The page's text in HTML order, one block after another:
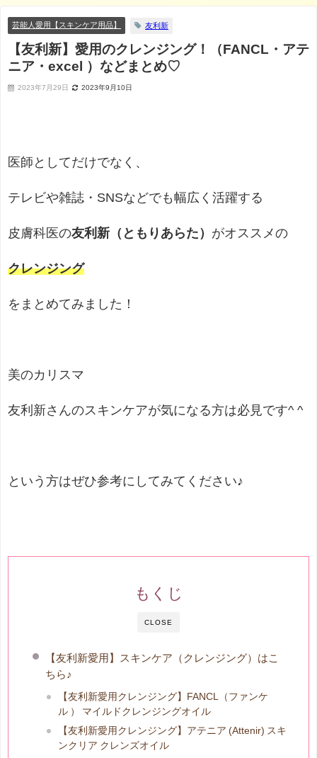
芸能人愛用【スキンケア用品】 友利新
【友利新】愛用のクレンジング！（FANCL・アテ
ニア・excel ）などまとめ♡
2023年7月29日 2023年9月10日
医師としてだけでなく、
テレビや雑誌・SNSなどでも幅広く活躍する
皮膚科医の友利新（ともりあらた） がオススメの
クレンジング
をまとめてみました！
美のカリスマ
友利新さんのスキンケアが気になる方は必見です^ ^
という方はぜひ参考にしてみてください♪
CLOSE
もくじ
【友利新愛用】スキンケア（クレンジング）はこ
ちら♪
【友利新愛用クレンジング】FANCL（ファンケ
ル ） マイルドクレンジングオイル
【友利新愛用クレンジング】アテニア (Attenir) スキ
ンクリア クレンズオイル